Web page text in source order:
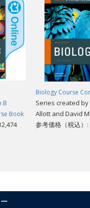
B
Book
Biology Course
Series created
Allott and David
参考価格（税込）